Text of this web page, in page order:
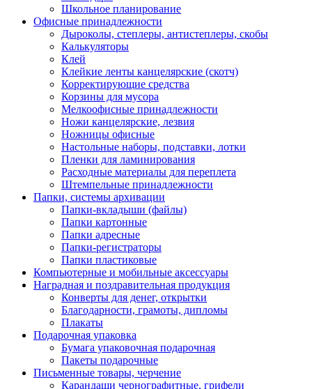
Школьное планирование
Офисные принадлежности
Дыроколы, степлеры, антистеплеры, скобы
Калькуляторы
Клей
Клейкие ленты канцелярские (скотч)
Корректирующие средства
Корзины для мусора
Мелкоофисные принадлежности
Ножи канцелярские, лезвия
Ножницы офисные
Настольные наборы, подставки, лотки
Пленки для ламинирования
Расходные материалы для переплета
Штемпельные принадлежности
Папки, системы архивации
Папки-вкладыши (файлы)
Папки картонные
Папки адресные
Папки-регистраторы
Папки пластиковые
Компьютерные и мобильные аксессуары
Наградная и поздравительная продукция
Конверты для денег, открытки
Благодарности, грамоты, дипломы
Плакаты
Подарочная упаковка
Бумага упаковочная подарочная
Пакеты подарочные
Письменные товары, черчение
Карандаши чернографитные, грифели